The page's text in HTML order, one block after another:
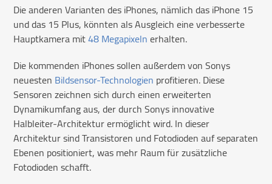
Die anderen Varianten des iPhones, nämlich das iPhone 15
und das 15 Plus, könnten als Ausgleich eine verbesserte
Hauptkamera mit48 Megapixelnerhalten.
Die kommenden iPhones sollen außerdem von Sonys
neuesten Bildsensor-Technologien profitieren. Diese
Sensoren zeichnen sich durch einen erweiterten
Dynamikumfang aus, der durch Sonys innovative
Halbleiter-Architektur ermöglicht wird. In dieser
Architektur sind Transistoren und Fotodioden auf separaten
Ebenen positioniert, was mehr Raum für zusätzliche
Fotodioden schafft.